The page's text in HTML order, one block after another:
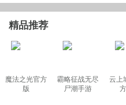
旅，开启全民结婚的狂欢盛宴
线剧情、纯正的日语配音让你
精彩挑战模式让你酣畅淋漓，
穷。
精品推荐
魔法之光官方
版
霸略征战无尽
尸潮手游
云上